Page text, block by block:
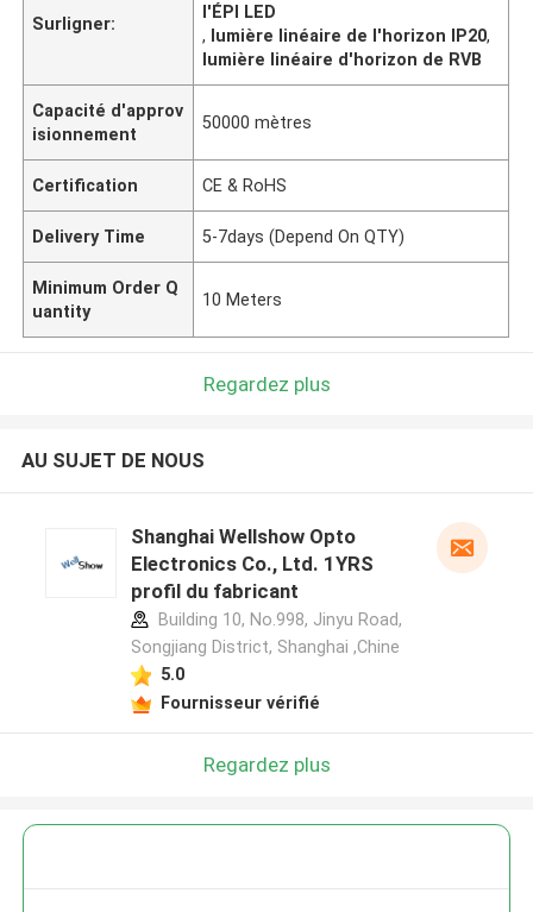
Surligner:
l'ÉPI LED
, lumière linéaire de l'horizon IP20,
lumière linéaire d'horizon de RVB
Capacité d'approv
isionnement
50000 mètres
Certification CE & RoHS
Delivery Time 5-7days (Depend On QTY)
Minimum Order Q
uantity
10 Meters
Regardez plus
AU SUJET DE NOUS
Shanghai Wellshow Opto
Electronics Co., Ltd. 1YRS
profil du fabricant
Building 10, No.998, Jinyu Road,
Songjiang District, Shanghai ,Chine
5.0
Fournisseur vérifié
Regardez plus